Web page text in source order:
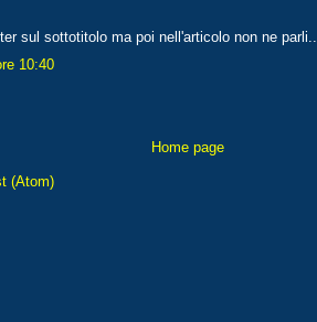
sul sottotitolo ma poi nell'articolo non ne parli..
10:40
Home page
(Atom)